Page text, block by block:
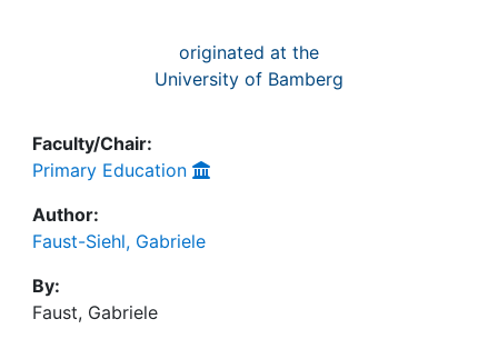
originated at the
University of Bamberg
Faculty/Chair:
Primary Education
Author:
Faust-Siehl, Gabriele
By:
Faust, Gabriele